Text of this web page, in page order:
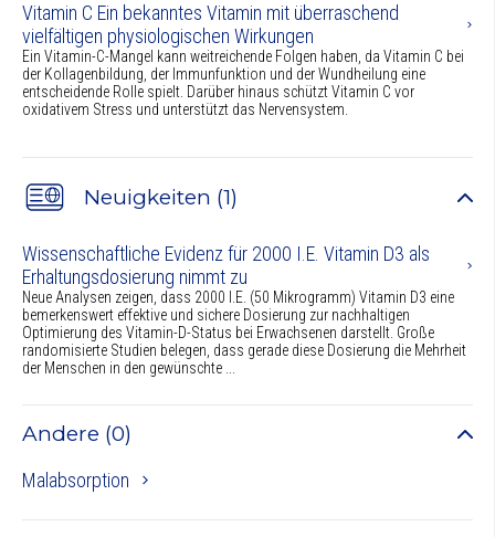
Vitamin C Ein bekanntes Vitamin mit überraschend
vielfältigen physiologischen Wirkungen
Ein Vitamin-C-Mangel kann weitreichende Folgen haben, da Vitamin C bei
der Kollagenbildung, der Immunfunktion und der Wundheilung eine
entscheidende Rolle spielt. Darüber hinaus schützt Vitamin C vor
oxidativem Stress und unterstützt das Nervensystem.
Neuigkeiten (1)
Wissenschaftliche Evidenz für 2000 I.E. Vitamin D3 als
Erhaltungsdosierung nimmt zu
Neue Analysen zeigen, dass 2000 I.E. (50 Mikrogramm) Vitamin D3 eine
bemerkenswert effektive und sichere Dosierung zur nachhaltigen
Optimierung des Vitamin-D-Status bei Erwachsenen darstellt. Große
randomisierte Studien belegen, dass gerade diese Dosierung die Mehrheit
der Menschen in den gewünschte ...
Andere (0)
Malabsorption